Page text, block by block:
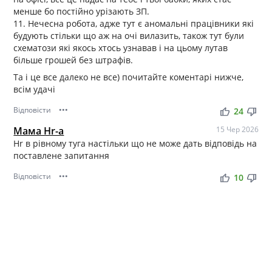
менше бо постійно урізають ЗП.
11. Нечесна робота, адже тут є аномальні працівники які
будують стільки що аж на очі вилазить, також тут були
схематози які якось хтось узнавав і на цьому лутав
більше грошей без штрафів.
Та і це все далеко не все) почитайте коментарі нижче,
всім удачі
Відповісти ••• thumb_up thumb_down
24
Мама Hr-a 15 Чер 2026
Hr в рівному туга настільки що не може дать відповідь на
поставлене запитання
Відповісти ••• thumb_up thumb_down
10